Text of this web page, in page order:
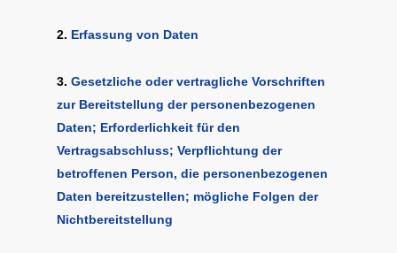
2. Erfassung von Daten
3.Gesetzliche oder vertragliche Vorschriften
zur Bereitstellung der personenbezogenen
Daten; Erforderlichkeit für den
Vertragsabschluss; Verpflichtung der
betroffenen Person, die personenbezogenen
Daten bereitzustellen; mögliche Folgen der
Nichtbereitstellung